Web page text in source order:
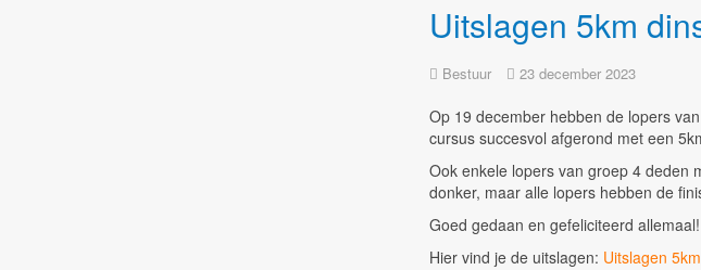
Uitslagen 5km
Bestuur 23 december 2023
Op 19 december hebben de lopers
cursus succesvol afgerond met een
Ook enkele lopers van groep 4 deden
donker, maar alle lopers hebben de
Goed gedaan en gefeliciteerd allemaal!
Hier vind je de uitslagen: Uitslagen